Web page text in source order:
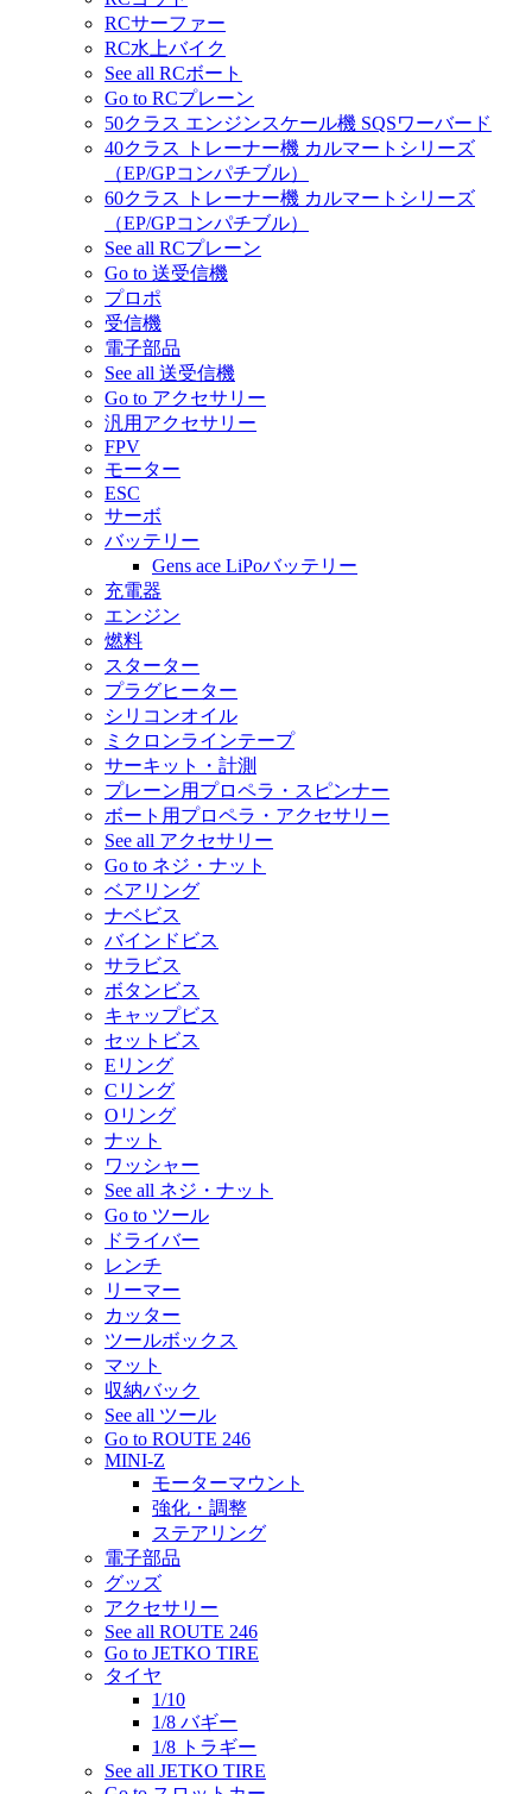
RCサーファー
RC水上バイク
See all RCボート
Go to RCプレーン
50クラス エンジンスケール機 SQSワーバード
40クラス トレーナー機 カルマートシリーズ
（EP/GPコンパチブル）
60クラス トレーナー機 カルマートシリーズ
（EP/GPコンパチブル）
See all RCプレーン
Go to 送受信機
プロポ
受信機
電子部品
See all 送受信機
Go to アクセサリー
汎用アクセサリー
FPV
モーター
ESC
サーボ
バッテリー
Gens ace LiPoバッテリー
充電器
エンジン
燃料
スターター
プラグヒーター
シリコンオイル
ミクロンラインテープ
サーキット・計測
プレーン用プロペラ・スピンナー
ボート用プロペラ・アクセサリー
See all アクセサリー
Go to ネジ・ナット
ベアリング
ナベビス
バインドビス
サラビス
ボタンビス
キャップビス
セットビス
Eリング
Cリング
Oリング
ナット
ワッシャー
See all ネジ・ナット
Go to ツール
ドライバー
レンチ
リーマー
カッター
ツールボックス
マット
収納バック
See all ツール
Go to ROUTE 246
MINI-Z
モーターマウント
強化・調整
ステアリング
電子部品
グッズ
アクセサリー
See all ROUTE 246
Go to JETKO TIRE
タイヤ
1/10
1/8 バギー
1/8 トラギー
See all JETKO TIRE